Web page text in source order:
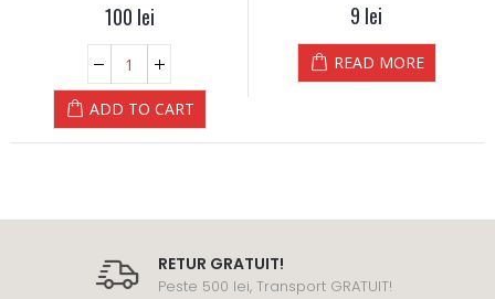
out of 5
100 lei
ADD TO CART
out of 5
9 lei
READ MORE
RETUR GRATUIT!
Peste 500 lei, Transport GRATUIT!